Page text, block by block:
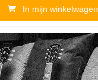
In mijn winkelwagen